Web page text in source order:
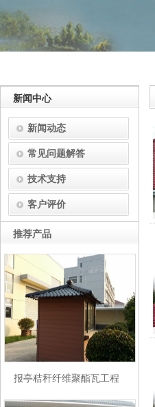
新闻中心
新闻动态
常见问题解答
技术支持
客户评价
推荐产品
报亭秸秆纤维聚酯瓦工程